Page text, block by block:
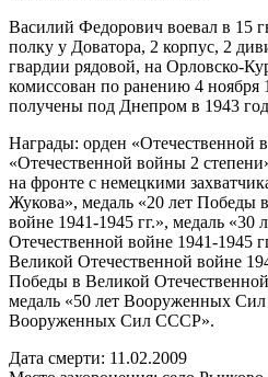
Василий Федорович воевал в 15
полку у Доватора, 2 корпус, 2
гвардии рядовой, на Орловско-
комиссован по ранению 4 ноября
получены под Днепром в 1943
Награды: орден «Отечественной
«Отечественной войны 2
на фронте с немецкими
Жукова», медаль «20 лет Победы
войне 1941-1945 гг.», медаль «30
Отечественной войне 1941-1945
Великой Отечественной войне
Победы в Великой
медаль «50 лет Вооруженных
Вооруженных Сил СССР».
Дата смерти: 11.02.2009